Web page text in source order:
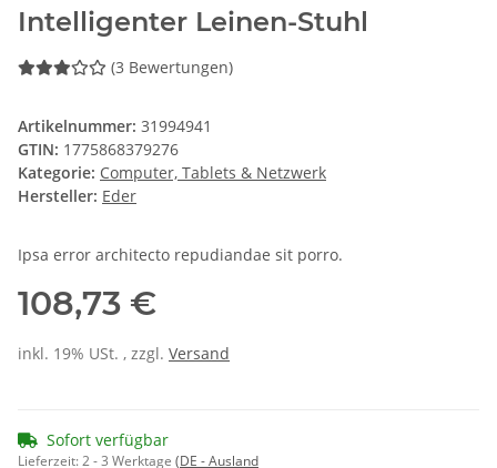
Intelligenter Leinen-Stuhl
(3 Bewertungen)
Artikelnummer: 31994941
GTIN: 1775868379276
Kategorie: Computer, Tablets & Netzwerk
Hersteller: Eder
Ipsa error architecto repudiandae sit porro.
108,73 €
inkl. 19% USt. , zzgl. Versand
Sofort verfügbar
Lieferzeit:2 - 3 Werktage (DE - Ausland